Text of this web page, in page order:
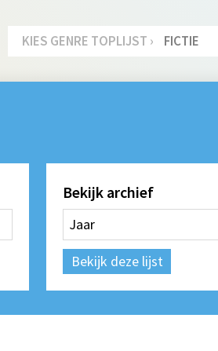
KIES GENRE TOPLIJST › FICTIE
Bekijk archief
Bekijk deze lijst